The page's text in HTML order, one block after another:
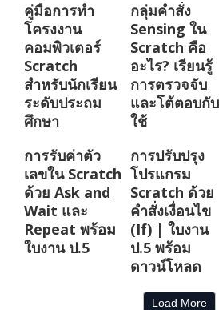
คู่มือการทำ
โครงงาน
คอมพิวเตอร์
Scratch
สำหรับนักเรียน
ระดับประถม
ศึกษา
กลุ่มคำสั่ง
Sensing ใน
Scratch คือ
อะไร? เรียนรู้
การตรวจจับ
และโต้ตอบกั
ใช้
การรับค่าตัว
เลขใน Scratch
ด้วย Ask and
Wait และ
Repeat พร้อม
ใบงาน ป.5
การปรับปรุง
โปรแกรม
Scratch ด้วย
คำสั่งเงื่อนไข
(If) | ใบงาน
ป.5 พร้อม
ดาวน์โหลด
Load More